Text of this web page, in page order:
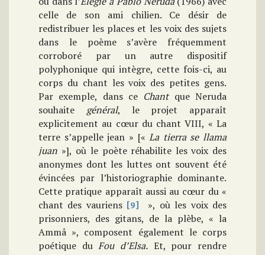
celle de son ami chilien. Ce désir de
redistribuer les places et les voix des sujets
dans le poème s’avère fréquemment
corroboré par un autre dispositif
polyphonique qui intègre, cette fois-ci, au
corps du chant les voix des petites gens.
Par exemple, dans ce Chantque Neruda
souhaite général, le projet apparaît
explicitement au cœur du chant VIII, « La
terre s’appelle jean » [«La tierra se llama
juan »], où le poète réhabilite les voix des
anonymes dont les luttes ont souvent été
évincées par l’historiographie dominante.
Cette pratique apparaît aussi au cœur du «
chant des vauriens [9]
», où les voix des
prisonniers, des gitans, de la plèbe, « la
Ammâ », composent également le corps
poétique duFou d’Elsa. Et, pour rendre